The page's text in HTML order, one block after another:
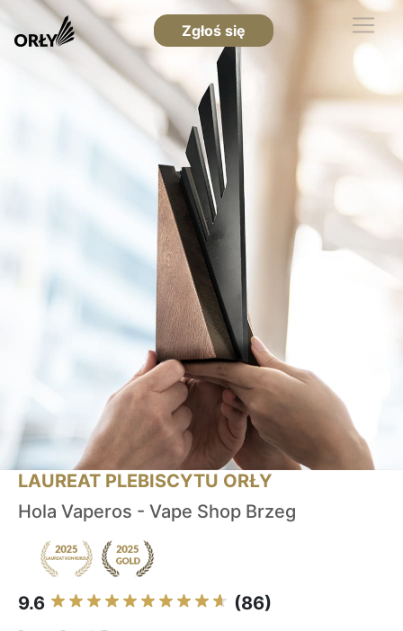
Zgłoś się
LAUREAT PLEBISCYTU ORŁY
Hola Vaperos - Vape Shop Brzeg
9.6 (86)